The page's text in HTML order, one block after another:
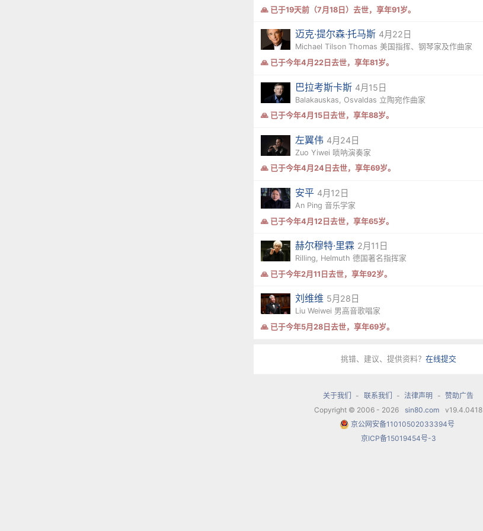
🙏 已于19天前（7月18日）去世，享年91岁。
迈克·提尔森·托马斯 4月22日
Michael Tilson Thomas 美国指挥、钢琴家及作曲家
🙏 已于今年4月22日去世，享年81岁。
巴拉考斯卡斯 4月15日
Balakauskas, Osvaldas 立陶宛作曲家
🙏 已于今年4月15日去世，享年88岁。
左翼伟 4月24日
Zuo Yiwei 唢呐演奏家
🙏 已于今年4月24日去世，享年69岁。
安平 4月12日
An Ping 音乐学家
🙏 已于今年4月12日去世，享年65岁。
赫尔穆特·里霖 2月11日
Rilling, Helmuth 德国著名指挥家
🙏 已于今年2月11日去世，享年92岁。
刘维维 5月28日
Liu Weiwei 男高音歌唱家
🙏 已于今年5月28日去世，享年69岁。
挑错、建议、提供资料？ 在线提交
关于我们 - 联系我们 - 法律声明 - 赞助广告
Copyright © 2006 - 2026
sin80.com
v19.4.0418
京公网安备11010502033394号
京ICP备15019454号-3